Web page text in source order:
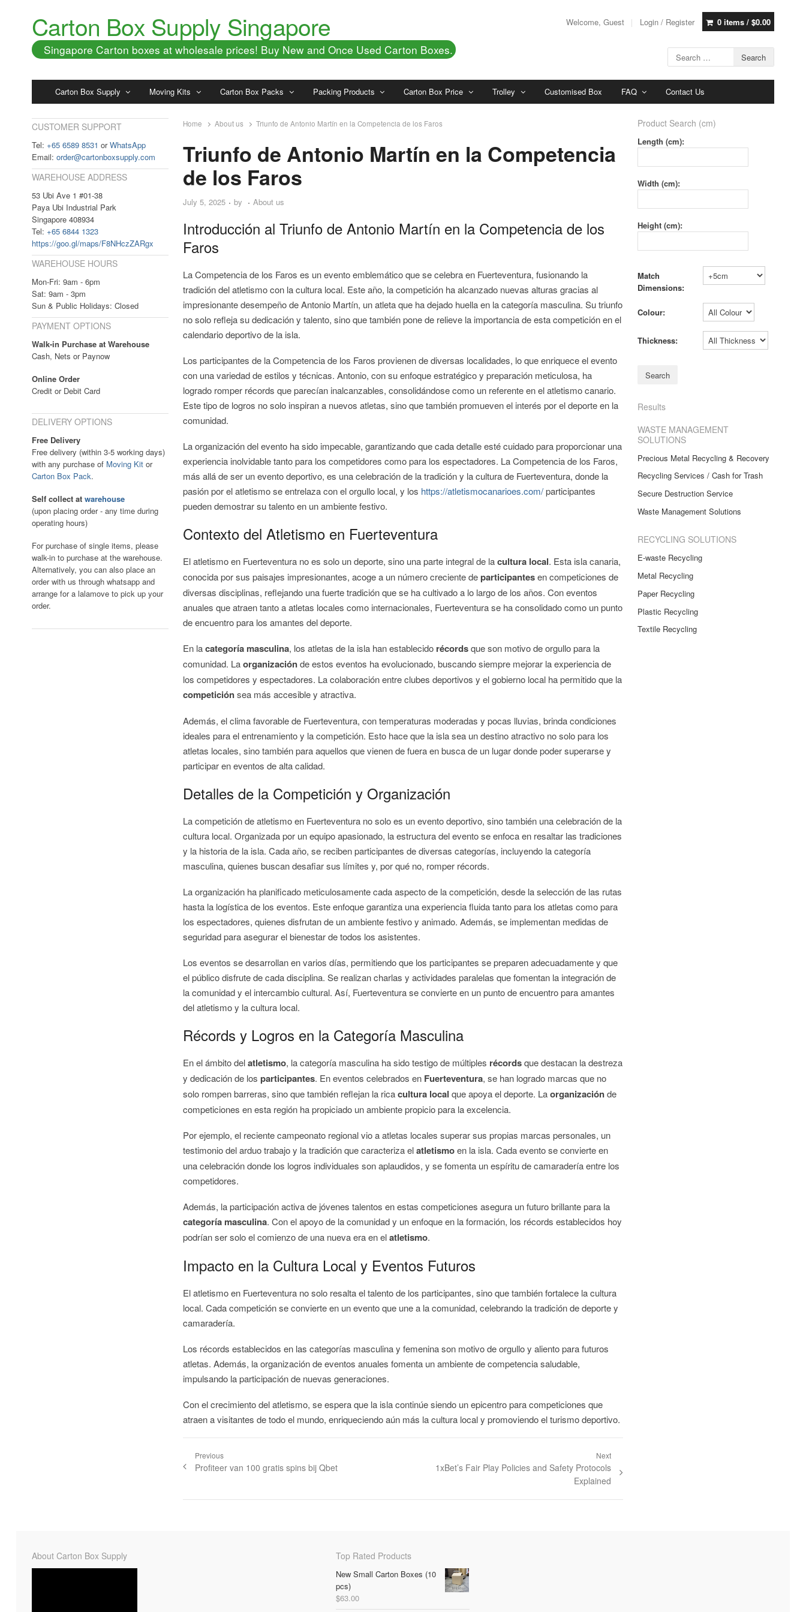
Welcome, Guest Login / Register 0 items / $0.00
Carton Box Supply Singapore
Singapore Carton boxes at wholesale prices! Buy New and Once Used Carton Boxes.
Carton Box Supply Moving Kits Carton Box Packs Packing Products Carton Box Price Trolley Customised Box FAQ Contact Us
Home About us Triunfo de Antonio Martín en la Competencia de los Faros
Triunfo de Antonio Martín en la Competencia
de los Faros
July 5, 2025 by About us
Introducción al Triunfo de Antonio Martín en la Competencia de los
Faros
La Competencia de los Faros es un evento emblemático que se celebra en Fuerteventura, fusionando la
tradición del atletismo con la cultura local. Este año, la competición ha alcanzado nuevas alturas gracias al
impresionante desempeño de Antonio Martín, un atleta que ha dejado huella en la categoría masculina. Su triunfo
no solo refleja su dedicación y talento, sino que también pone de relieve la importancia de esta competición en el
calendario deportivo de la isla.
Los participantes de la Competencia de los Faros provienen de diversas localidades, lo que enriquece el evento
con una variedad de estilos y técnicas. Antonio, con su enfoque estratégico y preparación meticulosa, ha
logrado romper récords que parecían inalcanzables, consolidándose como un referente en el atletismo canario.
Este tipo de logros no solo inspiran a nuevos atletas, sino que también promueven el interés por el deporte en la
comunidad.
La organización del evento ha sido impecable, garantizando que cada detalle esté cuidado para proporcionar una
experiencia inolvidable tanto para los competidores como para los espectadores. La Competencia de los Faros,
más allá de ser un evento deportivo, es una celebración de la tradición y la cultura de Fuerteventura, donde la
pasión por el atletismo se entrelaza con el orgullo local, y los https://atletismocanarioes.com/participantes
pueden demostrar su talento en un ambiente festivo.
Contexto del Atletismo en Fuerteventura
El atletismo en Fuerteventura no es solo un deporte, sino una parte integral de lacultura local. Esta isla canaria,
conocida por sus paisajes impresionantes, acoge a un número creciente departicipantesen competiciones de
diversas disciplinas, reflejando una fuerte tradición que se ha cultivado a lo largo de los años. Con eventos
anuales que atraen tanto a atletas locales como internacionales, Fuerteventura se ha consolidado como un punto
de encuentro para los amantes del deporte.
En lacategoría masculina, los atletas de la isla han establecido récordsque son motivo de orgullo para la
comunidad. Laorganizaciónde estos eventos ha evolucionado, buscando siempre mejorar la experiencia de
los competidores y espectadores. La colaboración entre clubes deportivos y el gobierno local ha permitido que la
competiciónsea más accesible y atractiva.
Además, el clima favorable de Fuerteventura, con temperaturas moderadas y pocas lluvias, brinda condiciones
ideales para el entrenamiento y la competición. Esto hace que la isla sea un destino atractivo no solo para los
atletas locales, sino también para aquellos que vienen de fuera en busca de un lugar donde poder superarse y
participar en eventos de alta calidad.
Detalles de la Competición y Organización
La competición de atletismo en Fuerteventura no solo es un evento deportivo, sino también una celebración de la
cultura local. Organizada por un equipo apasionado, la estructura del evento se enfoca en resaltar las tradiciones
y la historia de la isla. Cada año, se reciben participantes de diversas categorías, incluyendo la categoría
masculina, quienes buscan desafiar sus límites y, por qué no, romper récords.
La organización ha planificado meticulosamente cada aspecto de la competición, desde la selección de las rutas
hasta la logística de los eventos. Este enfoque garantiza una experiencia fluida tanto para los atletas como para
los espectadores, quienes disfrutan de un ambiente festivo y animado. Además, se implementan medidas de
seguridad para asegurar el bienestar de todos los asistentes.
Los eventos se desarrollan en varios días, permitiendo que los participantes se preparen adecuadamente y que
el público disfrute de cada disciplina. Se realizan charlas y actividades paralelas que fomentan la integración de
la comunidad y el intercambio cultural. Así, Fuerteventura se convierte en un punto de encuentro para amantes
del atletismo y la cultura local.
Récords y Logros en la Categoría Masculina
En el ámbito delatletismo, la categoría masculina ha sido testigo de múltiples récordsque destacan la destreza
y dedicación de losparticipantes. En eventos celebrados en Fuerteventura, se han logrado marcas que no
solo rompen barreras, sino que también reflejan la ricacultura local que apoya el deporte. Laorganizaciónde
competiciones en esta región ha propiciado un ambiente propicio para la excelencia.
Por ejemplo, el reciente campeonato regional vio a atletas locales superar sus propias marcas personales, un
testimonio del arduo trabajo y la tradición que caracteriza elatletismoen la isla. Cada evento se convierte en
una celebración donde los logros individuales son aplaudidos, y se fomenta un espíritu de camaradería entre los
competidores.
Además, la participación activa de jóvenes talentos en estas competiciones asegura un futuro brillante para la
categoría masculina. Con el apoyo de la comunidad y un enfoque en la formación, los récords establecidos hoy
podrían ser solo el comienzo de una nueva era en elatletismo.
Impacto en la Cultura Local y Eventos Futuros
El atletismo en Fuerteventura no solo resalta el talento de los participantes, sino que también fortalece la cultura
local. Cada competición se convierte en un evento que une a la comunidad, celebrando la tradición de deporte y
camaradería.
Los récords establecidos en las categorías masculina y femenina son motivo de orgullo y aliento para futuros
atletas. Además, la organización de eventos anuales fomenta un ambiente de competencia saludable,
impulsando la participación de nuevas generaciones.
Con el crecimiento del atletismo, se espera que la isla continúe siendo un epicentro para competiciones que
atraen a visitantes de todo el mundo, enriqueciendo aún más la cultura local y promoviendo el turismo deportivo.
Previous
Profiteer van 100 gratis spins bij Qbet
Next
1xBet’s Fair Play Policies and Safety Protocols
Explained
Product Search (cm)
Length (cm):
Width (cm):
Height (cm):
Match
Dimensions:
Colour:
Thickness:
Results
WASTE MANAGEMENT
SOLUTIONS
Precious Metal Recycling & Recovery
Recycling Services / Cash for Trash
Secure Destruction Service
Waste Management Solutions
RECYCLING SOLUTIONS
E-waste Recycling
Metal Recycling
Paper Recycling
Plastic Recycling
Textile Recycling
CUSTOMER SUPPORT
Tel: +65 6589 8531 orWhatsApp
Email: order@cartonboxsupply.com
WAREHOUSE ADDRESS
53 Ubi Ave 1 #01-38
Paya Ubi Industrial Park
Singapore 408934
Tel: +65 6844 1323
https://goo.gl/maps/F8NHczZARgx
WAREHOUSE HOURS
Mon-Fri: 9am - 6pm
Sat: 9am - 3pm
Sun & Public Holidays: Closed
PAYMENT OPTIONS
Walk-in Purchase at Warehouse
Cash, Nets or Paynow
Online Order
Credit or Debit Card
DELIVERY OPTIONS
Free Delivery
Free delivery (within 3-5 working days)
with any purchase of Moving Kitor
Carton Box Pack.
Self collect at warehouse
(upon placing order - any time during
operating hours)
For purchase of single items, please
walk-in to purchase at the warehouse.
Alternatively, you can also place an
order with us through whatsapp and
arrange for a lalamove to pick up your
order.
About Carton Box Supply Top Rated Products
New Small Carton Boxes (10
pcs)
$63.00